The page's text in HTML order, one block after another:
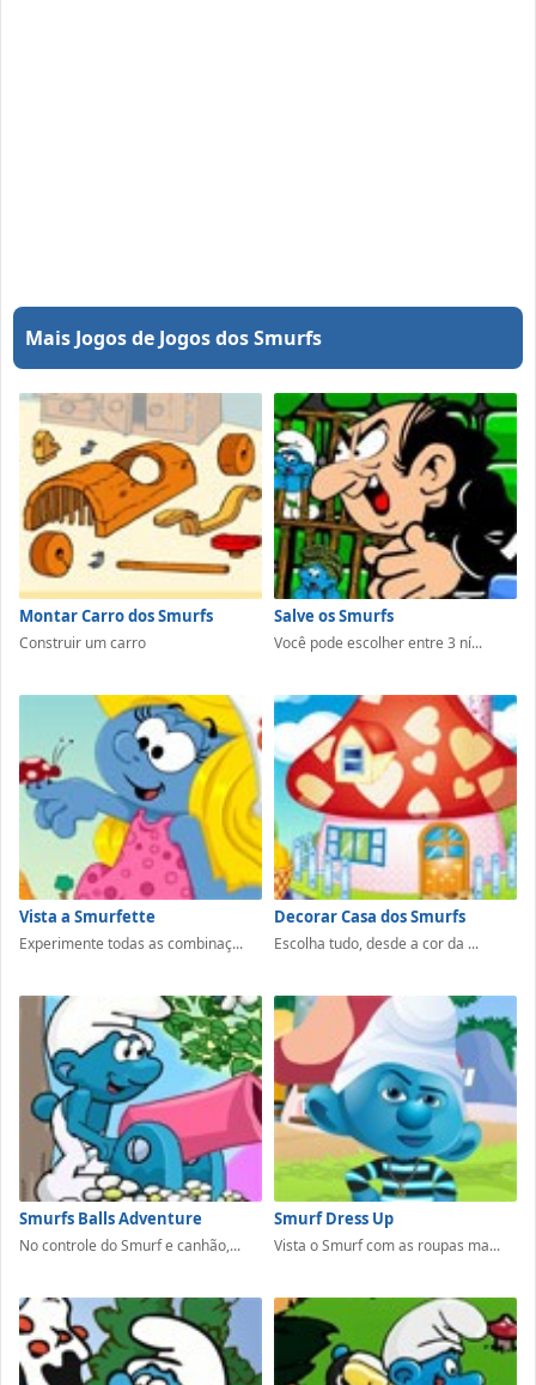
Mais Jogos de Jogos dos Smurfs
Montar Carro dos Smurfs
Construir um carro
Salve os Smurfs
Você pode escolher entre 3 ní...
Vista a Smurfette
Experimente todas as combinaç...
Decorar Casa dos Smurfs
Escolha tudo, desde a cor da ...
Smurfs Balls Adventure
No controle do Smurf e canhão,...
Smurf Dress Up
Vista o Smurf com as roupas ma...